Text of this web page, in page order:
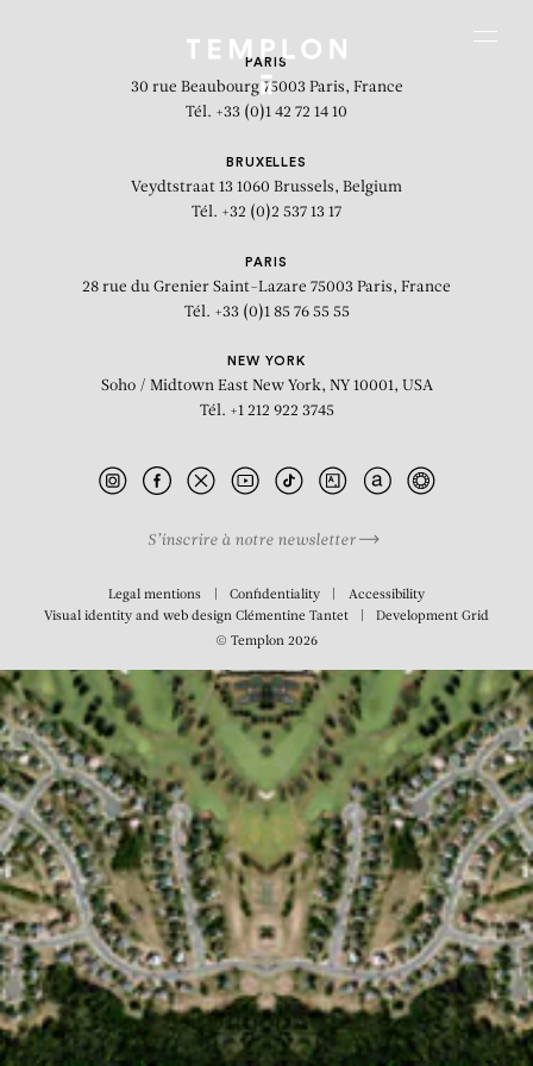
Spider Woods
PARIS
30 rue Beaubourg 75003 Paris, France
Tél. +33 (0)1 42 72 14 10
BRUXELLES
Veydtstraat 13 1060 Brussels, Belgium
Tél. +32 (0)2 537 13 17
PARIS
28 rue du Grenier Saint-Lazare 75003 Paris, France
Tél. +33 (0)1 85 76 55 55
NEW YORK
Soho / Midtown East New York, NY 10001, USA
Tél. +1 212 922 3745
S’inscrire à notre newsletter
Legal mentions Confidentiality
Accessibility
Visual identity and web design Clémentine Tantet DevelopmentGrid
© Templon 2026